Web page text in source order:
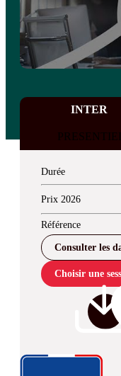
INTER
Durée
Prix 2026
Référence
Consulter les
Choisir une